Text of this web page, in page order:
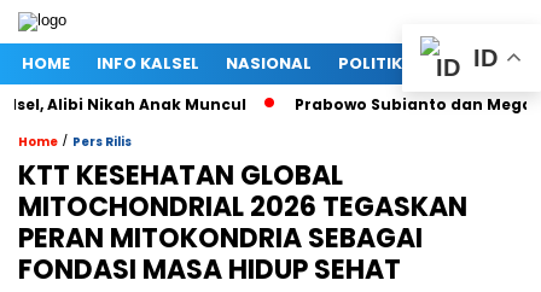
HOME INFO KALSEL NASIONAL POLITIK EKONOMI
Nikah Anak Muncul Prabowo Subianto dan Megawati
Home / Pers Rilis
KTT KESEHATAN GLOBAL
MITOCHONDRIAL 2026 TEGASKAN
PERAN MITOKONDRIA SEBAGAI
FONDASI MASA HIDUP SEHAT
ID